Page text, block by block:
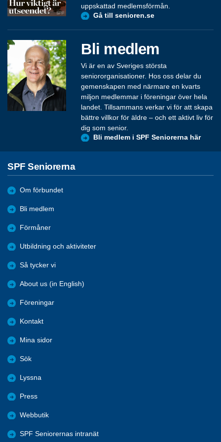
uppskattad medlemsförmån.
Gå till senioren.se
Bli medlem
Vi är en av Sveriges största
seniororganisationer. Hos oss delar du
gemenskapen med närmare en kvarts
miljon medlemmar i föreningar över hela
landet. Tillsammans verkar vi för att skapa
bättre villkor för äldre – och ett aktivt liv för
dig som senior.
Bli medlem i SPF Seniorerna här
SPF Seniorerna
Om förbundet
Bli medlem
Förmåner
Utbildning och aktiviteter
Så tycker vi
About us (in English)
Föreningar
Kontakt
Mina sidor
Sök
Lyssna
Press
Webbutik
SPF Seniorernas intranät